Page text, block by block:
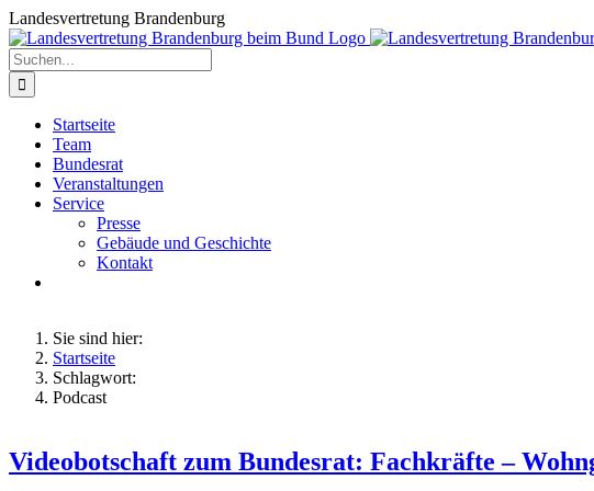
Zum
Inhalt
springen
Landesvertretung Brandenburg
Suche
nach:
Startseite
Team
Bundesrat
Veranstaltungen
Service
Presse
Gebäude und Geschichte
Kontakt
Sie sind hier:
Startseite
Schlagwort:
Podcast
Videobotschaft zum Bundesrat: Fachkräfte –